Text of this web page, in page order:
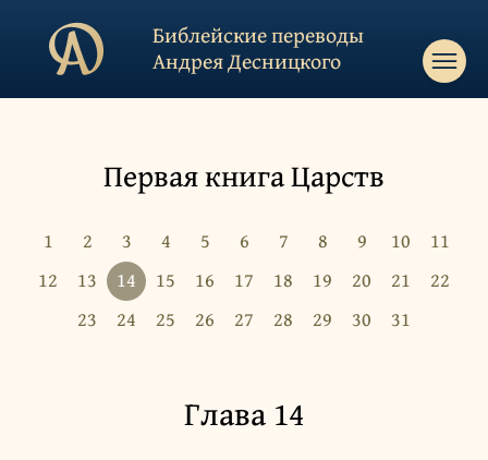
Библейские переводы
Андрея Десницкого
Первая книга Царств
1 2 3 4 5 6 7 8 9 10
11
12
13 14 15 16 17 18 19 20 21
22
23
24 25 26 27 28 29 30 31
Глава 14